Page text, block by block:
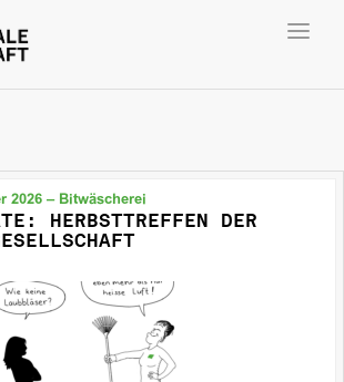
2026 – Bitwäscherei
HERBSTTREFFEN DER